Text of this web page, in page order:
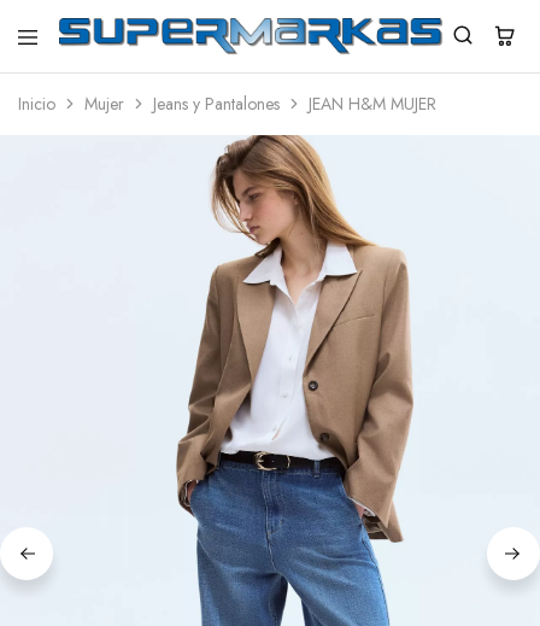
SuperMarkas
Ropa
con
Inicio Mujer Jeans y Pantalones JEAN H&M MUJER